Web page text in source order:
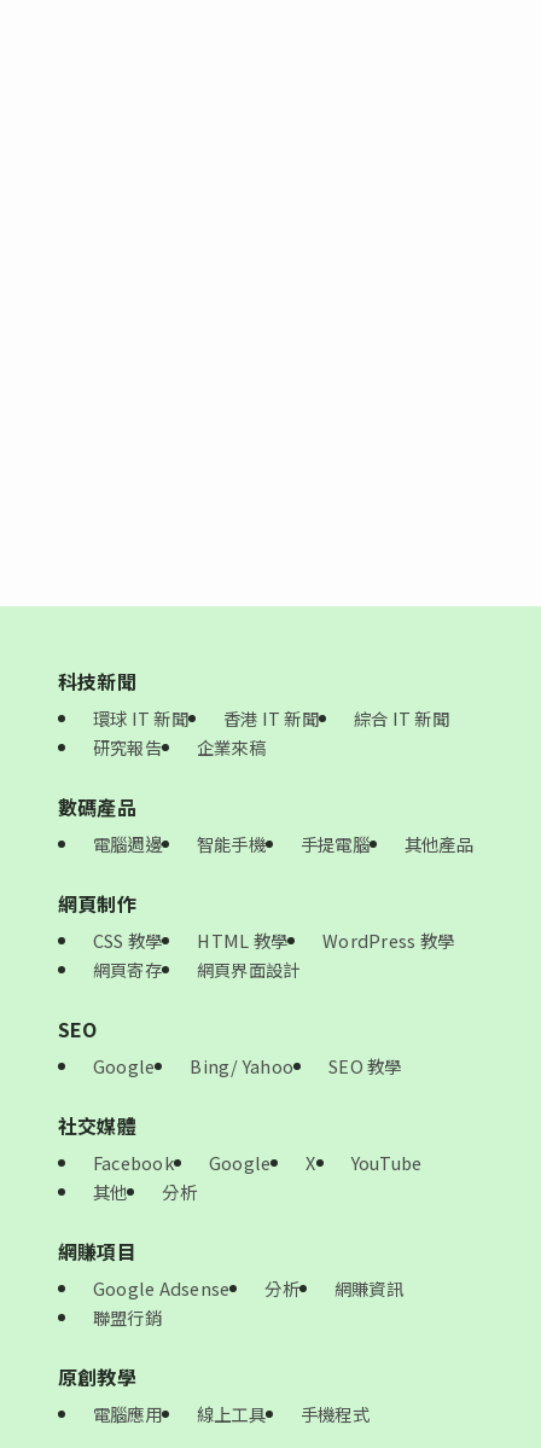
科技新聞
環球 IT 新聞 香港 IT 新聞
綜合 IT 新聞
研究報告
企業來稿
數碼產品
電腦週邊 智能手機 手提電腦 其他產品
網頁制作
CSS 教學 HTML 教學
WordPress 教學
網頁寄存
網頁界面設計
SEO
Google Bing/ Yahoo SEO 教學
社交媒體
Facebook Google X
YouTube
其他
分析
網賺項目
Google Adsense 分析
網賺資訊
聯盟行銷
原創教學
電腦應用 線上工具 手機程式